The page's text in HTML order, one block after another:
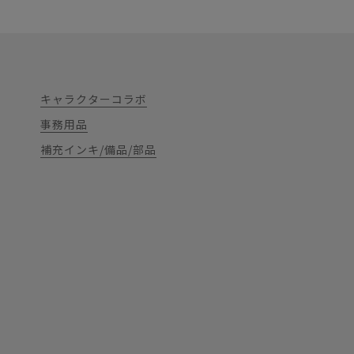
キャラクターコラボ
事務用品
補充インキ/備品/部品